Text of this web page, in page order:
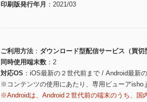
印刷版発行年月
2021/03
ご利用方法
ダウンロード型配信サービス（買切
同時使用端末数
2
対応OS
iOS最新の２世代前まで / Android最新
※コンテンツの使用にあたり、専用ビューア
※Androidは、Android２世代前の端末のうち、国